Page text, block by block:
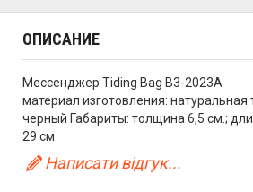
ОПИСАНИЕ
Мессенджер Tiding Bag B3-2023A
материал изготовления: натуральная
черный Габариты: толщина 6,5 см.;
29 см
Написати відгук...